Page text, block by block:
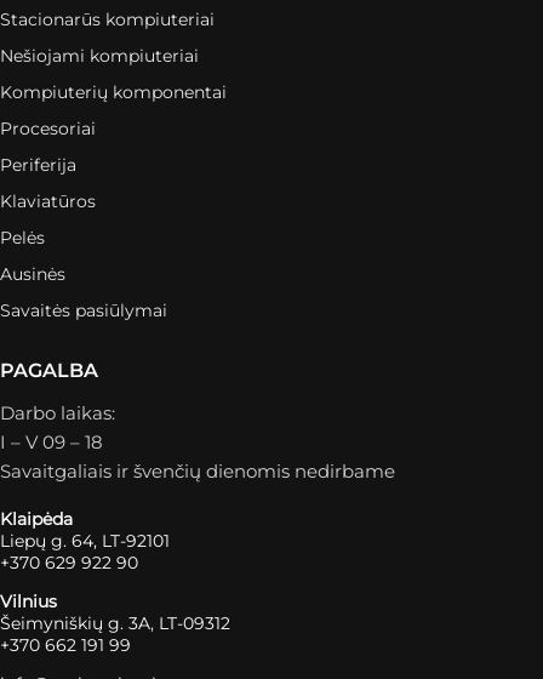
Stacionarūs kompiuteriai
Nešiojami kompiuteriai
Kompiuterių komponentai
Procesoriai
Periferija
Klaviatūros
Pelės
Ausinės
Savaitės pasiūlymai
PAGALBA
Darbo laikas:
I – V 09 – 18
Savaitgaliais ir švenčių dienomis nedirbame
Klaipėda
Liepų g. 64, LT-92101
+370 629 922 90
Vilnius
Šeimyniškių g. 3A, LT-09312
+370 662 191 99